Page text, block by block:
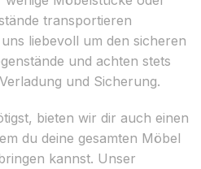
transportieren
liebevoll um den sicheren
und achten stets
und Sicherung.
bieten wir dir auch einen
du deine gesamten Möbel
kannst. Unser